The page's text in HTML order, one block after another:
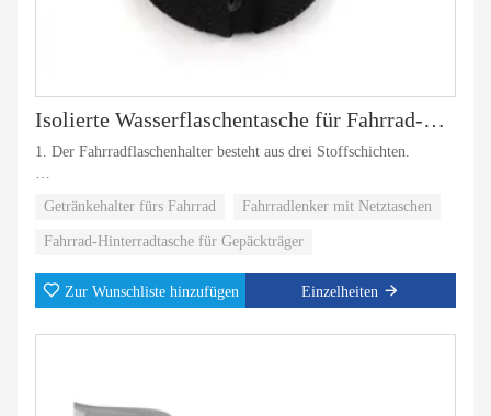
Isolierte Wasserflaschentasche für Fahrrad-Getränkehalter
1. Der Fahrradflaschenhalter besteht aus drei Stoffschichten.
Stoßdämpfung, Wärme- und Kälteerhaltung sowie Schlagfestigkeit
3. Die innere Schicht besteht aus Aluminiumfolie.
Getränkehalter fürs Fahrrad Fahrradlenker mit Netztaschen
Fahrrad-Hinterradtasche für Gepäckträger
Zur Wunschliste hinzufügen Einzelheiten